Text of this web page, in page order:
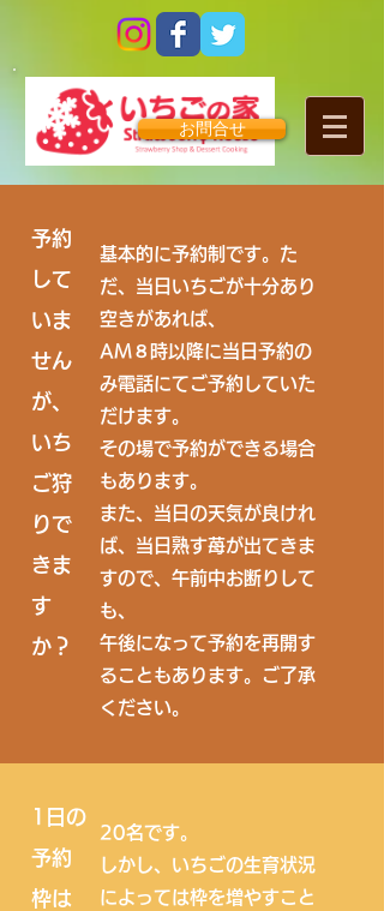
お問合せ
​予約
して
いま
せん
が、
いち
ご狩
りで
きま
す
か？
基本的に予約制です。た
だ、当日いちごが十分あり
空きがあれば、
AM８時以降に当日予約の
み電話にて ご予約していた
だけます。
その場で予約ができる場合
もあります。
​また、当日の天気が良けれ
ば、当日熟す苺が出てきま
すので、午前中お断りして
も、
午後になって予約を再開す
ることもあります。ご了承
ください。
​1日の
予約
枠は
20名です。
しかし、いちごの生育状況
によっては枠を増やすこと